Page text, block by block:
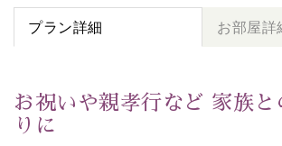
プラン詳細 お部屋詳
お祝いや親孝行など 家族と
りに